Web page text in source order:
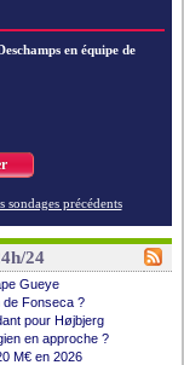
en équipe de
sondages précédents
24
Gueye
de Fonseca ?
pour Højbjerg
en approche ?
M€ en 2026